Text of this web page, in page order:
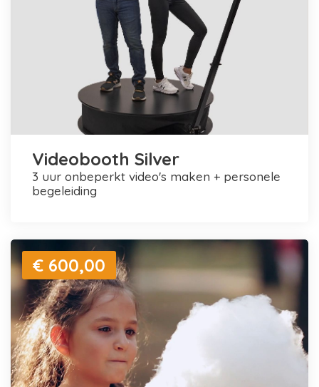
Videobooth Silver
3 uur onbeperkt video's maken + personele
begeleiding
€ 600,00